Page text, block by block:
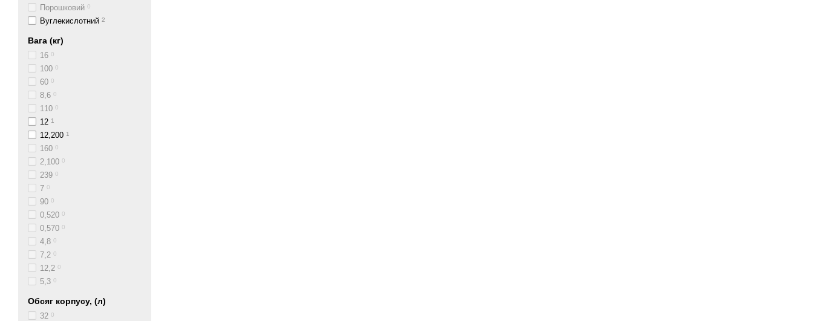
Порошковий 0
Вуглекислотний 2
Вага (кг)
16 0
100 0
60 0
8,6 0
110 0
12 1
12,200 1
160 0
2,100 0
239 0
7 0
90 0
0,520 0
0,570 0
4,8 0
7,2 0
12,2 0
5,3 0
Обсяг корпусу, (л)
32 0